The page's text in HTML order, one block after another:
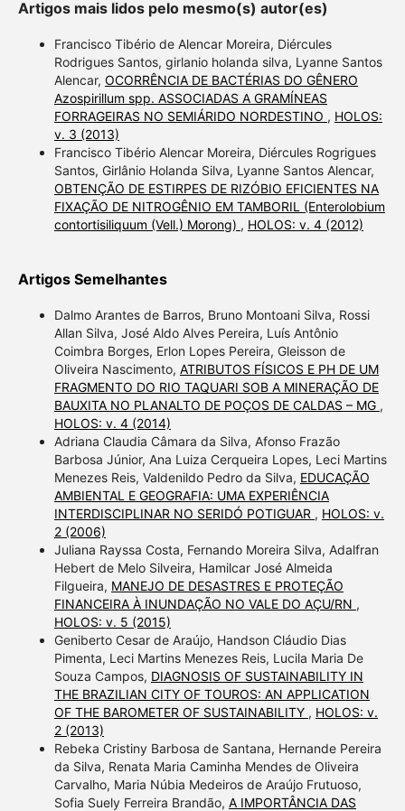
Artigos mais lidos pelo mesmo(s) autor(es)
Francisco Tibério de Alencar Moreira, Diércules
Rodrigues Santos, girlanio holanda silva, Lyanne Santos
Alencar, OCORRÊNCIA DE BACTÉRIAS DO GÊNERO
Azospirillum spp. ASSOCIADAS A GRAMÍNEAS
FORRAGEIRAS NO SEMIÁRIDO NORDESTINO , HOLOS:
v. 3 (2013)
Francisco Tibério Alencar Moreira, Diércules Rogrigues
Santos, Girlânio Holanda Silva, Lyanne Santos Alencar,
OBTENÇÃO DE ESTIRPES DE RIZÓBIO EFICIENTES NA
FIXAÇÃO DE NITROGÊNIO EM TAMBORIL (Enterolobium
contortisiliquum (Vell.) Morong) , HOLOS: v. 4 (2012)
Artigos Semelhantes
Dalmo Arantes de Barros, Bruno Montoani Silva, Rossi
Allan Silva, José Aldo Alves Pereira, Luís Antônio
Coimbra Borges, Erlon Lopes Pereira, Gleisson de
Oliveira Nascimento, ATRIBUTOS FÍSICOS E PH DE UM
FRAGMENTO DO RIO TAQUARI SOB A MINERAÇÃO DE
BAUXITA NO PLANALTO DE POÇOS DE CALDAS – MG ,
HOLOS: v. 4 (2014)
Adriana Claudia Câmara da Silva, Afonso Frazão
Barbosa Júnior, Ana Luiza Cerqueira Lopes, Leci Martins
Menezes Reis, Valdenildo Pedro da Silva, EDUCAÇÃO
AMBIENTAL E GEOGRAFIA: UMA EXPERIÊNCIA
INTERDISCIPLINAR NO SERIDÓ POTIGUAR , HOLOS: v.
2 (2006)
Juliana Rayssa Costa, Fernando Moreira Silva, Adalfran
Hebert de Melo Silveira, Hamilcar José Almeida
Filgueira, MANEJO DE DESASTRES E PROTEÇÃO
FINANCEIRA À INUNDAÇÃO NO VALE DO AÇU/RN ,
HOLOS: v. 5 (2015)
Geniberto Cesar de Araújo, Handson Cláudio Dias
Pimenta, Leci Martins Menezes Reis, Lucila Maria De
Souza Campos, DIAGNOSIS OF SUSTAINABILITY IN
THE BRAZILIAN CITY OF TOUROS: AN APPLICATION
OF THE BAROMETER OF SUSTAINABILITY , HOLOS: v.
2 (2013)
Rebeka Cristiny Barbosa de Santana, Hernande Pereira
da Silva, Renata Maria Caminha Mendes de Oliveira
Carvalho, Maria Núbia Medeiros de Araújo Frutuoso,
Sofia Suely Ferreira Brandão, A IMPORTÂNCIA DAS